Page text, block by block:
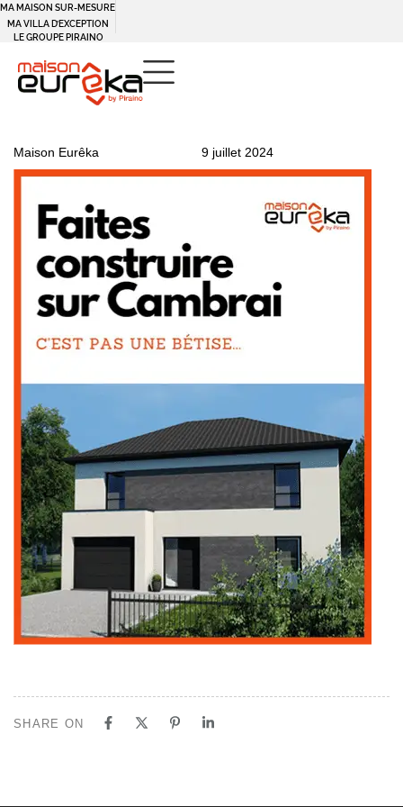
MA MAISON SUR-MESURE
MA VILLA D’EXCEPTION
LE GROUPE PIRAINO
IN:
Maison Eurêka
on:
9 juillet 2024
SHARE ON
Panneau de gestion des cookies